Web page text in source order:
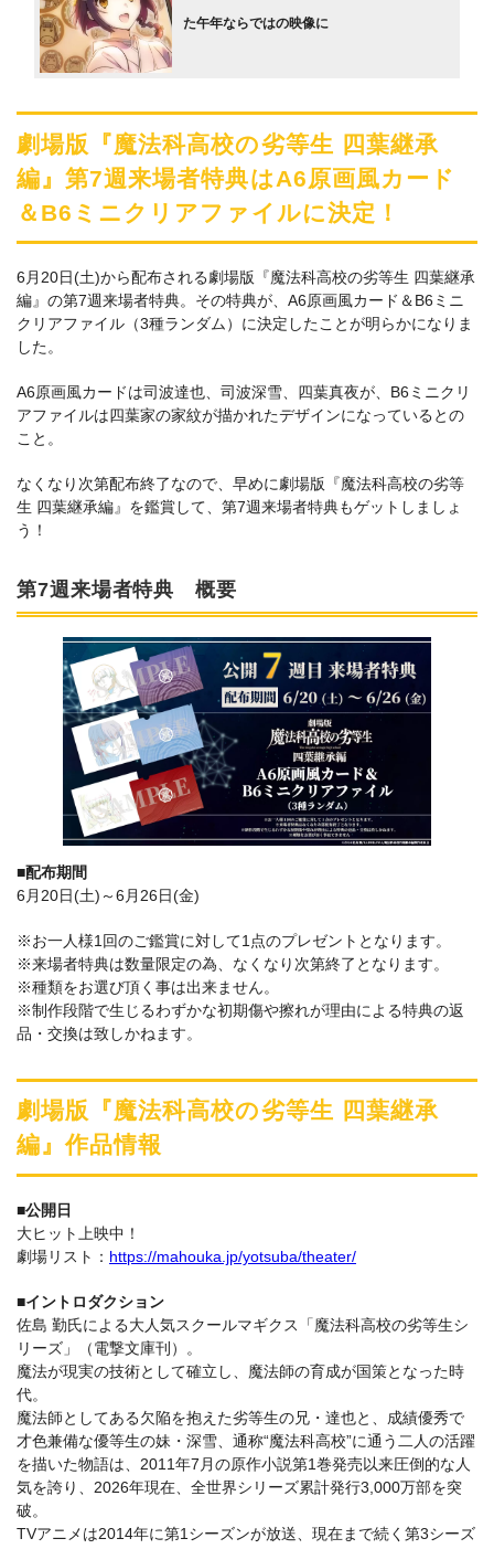
た午年ならではの映像に
劇場版『魔法科高校の劣等生 四葉継承
編』第7週来場者特典はA6原画風カード
＆B6ミニクリアファイルに決定！
6月20日(土)から配布される劇場版『魔法科高校の劣等生 四葉継承
編』の第7週来場者特典。その特典が、A6原画風カード＆B6ミニ
クリアファイル（3種ランダム）に決定したことが明らかになりま
した。
A6原画風カードは司波達也、司波深雪、四葉真夜が、B6ミニクリ
アファイルは四葉家の家紋が描かれたデザインになっているとの
こと。
なくなり次第配布終了なので、早めに劇場版『魔法科高校の劣等
生 四葉継承編』を鑑賞して、第7週来場者特典もゲットしましょ
う！
第7週来場者特典 概要
■配布期間
6月20日(土)～6月26日(金)
※お一人様1回のご鑑賞に対して1点のプレゼントとなります。
※来場者特典は数量限定の為、なくなり次第終了となります。
※種類をお選び頂く事は出来ません。
※制作段階で生じるわずかな初期傷や擦れが理由による特典の返
品・交換は致しかねます。
劇場版『魔法科高校の劣等生 四葉継承
編』作品情報
■公開日
大ヒット上映中！
劇場リスト： https://mahouka.jp/yotsuba/theater/
■イントロダクション
佐島 勤氏による大人気スクールマギクス「魔法科高校の劣等生シ
リーズ」（電撃文庫刊）。
魔法が現実の技術として確立し、魔法師の育成が国策となった時
代。
魔法師としてある欠陥を抱えた劣等生の兄・達也と、成績優秀で
才色兼備な優等生の妹・深雪、通称“魔法科高校”に通う二人の活躍
を描いた物語は、2011年7月の原作小説第1巻発売以来圧倒的な人
気を誇り、2026年現在、全世界シリーズ累計発行3,000万部を突
破。
TVアニメは2014年に第1シーズンが放送、現在まで続く第3シーズ